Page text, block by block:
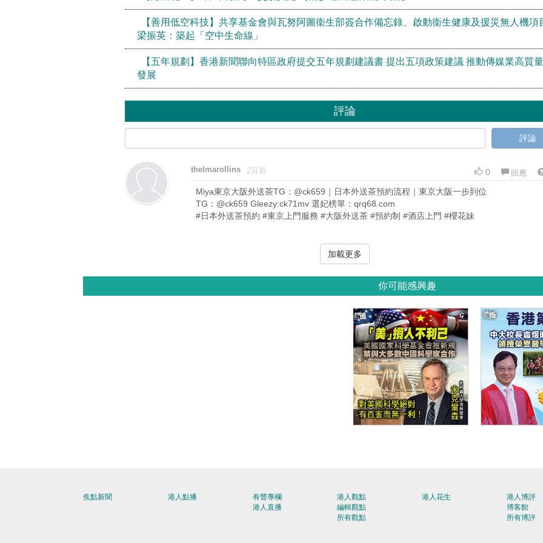
【善用低空科技】共享基金會與瓦努阿圖衞生部簽合作備忘錄、啟動衞生健康及援災無人機項
梁振英：築起「空中生命線」
【五年規劃】香港新聞聯向特區政府提交五年規劃建議書 提出五項政策建議 推動傳媒業高質量
發展
評論
評論
thelmarollins 2月前 0 回應
Miya東京大阪外送茶TG：@ck659｜日本外送茶預約流程｜東京大阪一步到位
TG：@ck659 Gleezy:ck71mv 選妃榜單：qrq68.com
#日本外送茶預約 #東京上門服務 #大阪外送茶 #預約制 #酒店上門 #櫻花妹
加載更多
你可能感興趣
焦點新聞 港人點播
有聲專欄
港人直播
港人觀點
編輯觀點
所有觀點
港人花生
港人博評
博客館
所有博評